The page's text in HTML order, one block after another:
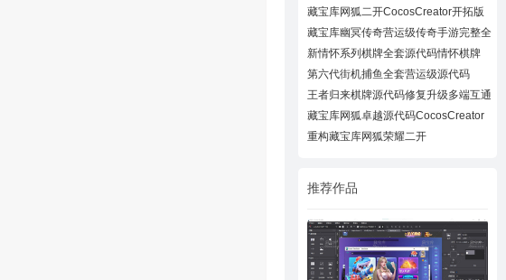
款子游戏
藏宝库网狐二开CocosCreator开拓版
棋牌源代
藏宝库幽冥传奇营运级传奇手游完整全
套源代
新情怀系列棋牌全套源代码情怀棋牌
700+子游
第六代街机捕鱼全套营运级源代码
Creator跨
王者归来棋牌源代码修复升级多端互通
近百款
藏宝库网狐卓越源代码CocosCreator
卓越版全
重构藏宝库网狐荣耀二开
推荐作品